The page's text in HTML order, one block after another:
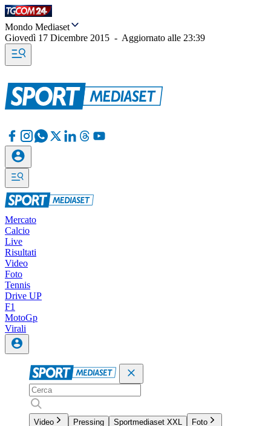
Mondo Mediaset
Giovedì 17 Dicembre 2015 - Aggiornato alle 23:39
Mercato
Calcio
Live
Risultati
Video
Foto
Tennis
Drive UP
F1
MotoGp
Virali
Video Pressing Sportmediaset XXL
Foto